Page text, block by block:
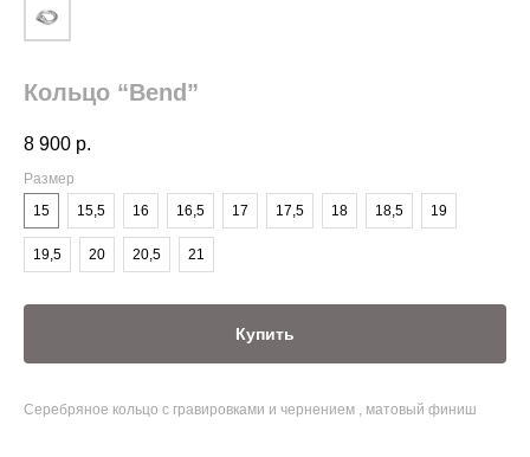
Кольцо “Bend”
8 900 р.
Размер
15
15,5 16 16,5 17 17,5 18 18,5 19
19,5 20 20,5 21
Купить
Серебряное кольцо с гравировками и чернением , матовый финиш